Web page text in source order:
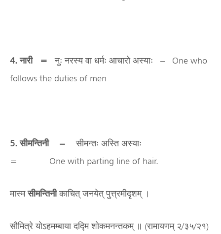
4. नारी =
नुः नरस्य वा धर्मः आचारो अस्याः – One who
follows the duties of men
5. सीमन्तिनी= सीमन्तः अस्ति अस्याः
= One with parting line of hair.
मास्मसीमन्तिनीकाचित् जनयेत् पुत्त्रमीदृशम् ।
सौमित्रे योऽहमम्बाया दद्मि शोकमनन्तकम् ॥ (रामायणम् २/३५/२१)